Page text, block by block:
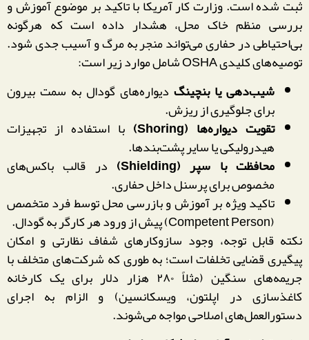
ثبت شده است. وزارت کار آمریکا با تاکید بر موضوع آموزش و
بررسی منظم خاک محل، هشدار داده است که هرگونه
بی‌احتیاطی در حفاری می‌تواند منجر به مرگ و آسیب جدی شود.
توصیه‌های کلیدی OSHA شامل موارد زیر است:
شیب‌دهی یا بنچینگ دیواره‌های گودال به سمت بیرون
برای جلوگیری از ریزش.
تقویت دیواره‌ها (Shoring
) با استفاده از تجهیزات
هیدرولیکی یا سایر پشت‌بندها.
محافظت با سپر (Shielding
) در قالب باکس‌های
مخصوص برای پرسنل داخل حفاری.
تاکید ویژه بر آموزش و بازرسی محل توسط فرد متخصص
(Competent Person) پیش از ورود هر کارگر به گودال.
نکته قابل توجه، وجود سازوکارهای شفاف نظارتی و امکان
پیگیری قضایی تخلفات است؛ به طوری که شرکت‌های متخلف با
جریمه‌های سنگین (مثلاً ۲۸۰ هزار دلار برای یک کارخانه
کاغذسازی در اپلتون، ویسکانسین) و الزام به اجرای
دستورالعمل‌های اصلاحی مواجه می‌شوند.